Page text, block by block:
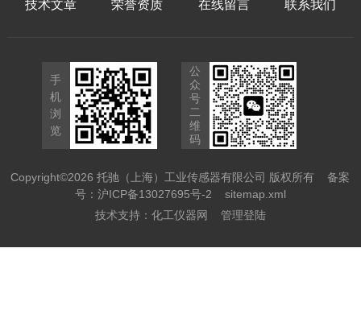
技术文章 荣誉资质 在线留言 联系我们
手
机
浏
览
公
众
号
二
维
码
Copyright©2026 托驰（上海）工业传感器有限公司 版权所有备案
号：沪ICP备13027695号-2
sitemap.xml
技术支持： 化工仪器网 管理登陆